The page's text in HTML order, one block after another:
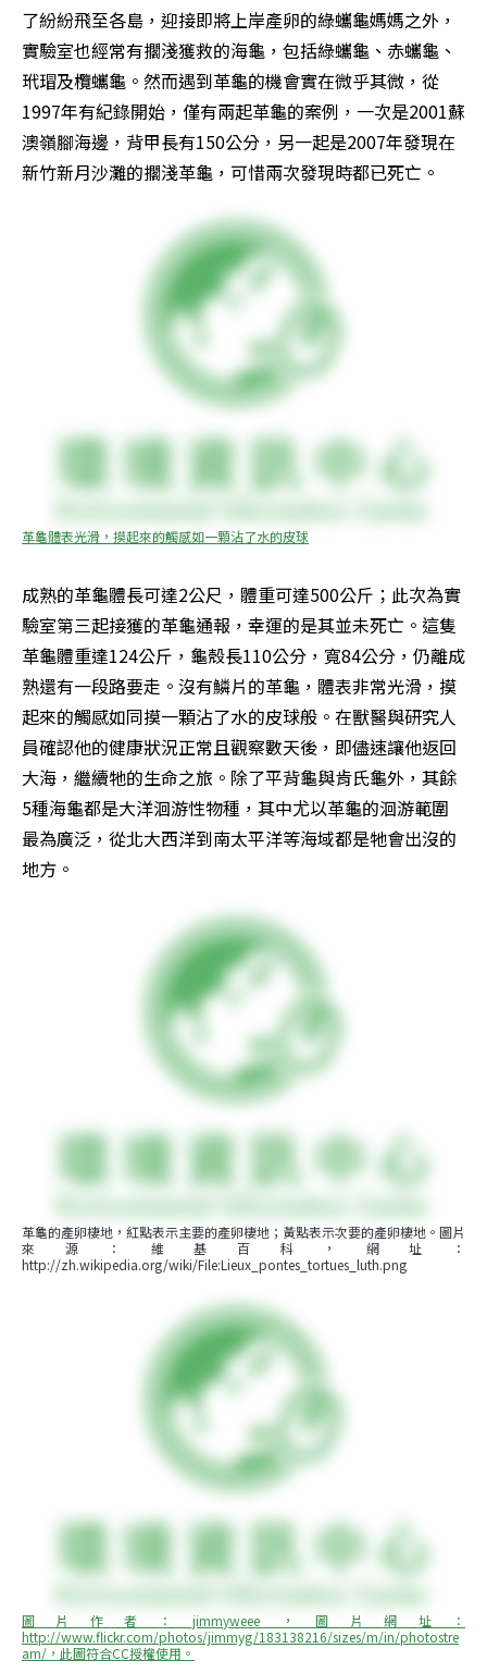
了紛紛飛至各島，迎接即將上岸產卵的綠蠵龜媽媽之外，
實驗室也經常有擱淺獲救的海龜，包括綠蠵龜、赤蠵龜、
玳瑁及欖蠵龜。然而遇到革龜的機會實在微乎其微，從
1997年有紀錄開始，僅有兩起革龜的案例，一次是2001蘇
澳嶺腳海邊，背甲長有150公分，另一起是2007年發現在
新竹新月沙灘的擱淺革龜，可惜兩次發現時都已死亡。
革龜體表光滑，摸起來的觸感如一顆沾了水的皮球
成熟的革龜體長可達2公尺，體重可達500公斤；此次為實
驗室第三起接獲的革龜通報，幸運的是其並未死亡。這隻
革龜體重達124公斤，龜殼長110公分，寬84公分，仍離成
熟還有一段路要走。沒有鱗片的革龜，體表非常光滑，摸
起來的觸感如同摸一顆沾了水的皮球般。在獸醫與研究人
員確認他的健康狀況正常且觀察數天後，即儘速讓他返回
大海，繼續牠的生命之旅。除了平背龜與肯氏龜外，其餘
5種海龜都是大洋洄游性物種，其中尤以革龜的洄游範圍
最為廣泛，從北大西洋到南太平洋等海域都是牠會出沒的
地方。
革龜的產卵棲地，紅點表示主要的產卵棲地；黃點表示次要的產卵棲地。圖片
來源：維基百科，網址：
http://zh.wikipedia.org/wiki/File:Lieux_pontes_tortues_luth.png
圖片作者：jimmyweee，圖片網址：
http://www.flickr.com/photos/jimmyg/183138216/sizes/m/in/photostre
am/，此圖符合CC授權使用。